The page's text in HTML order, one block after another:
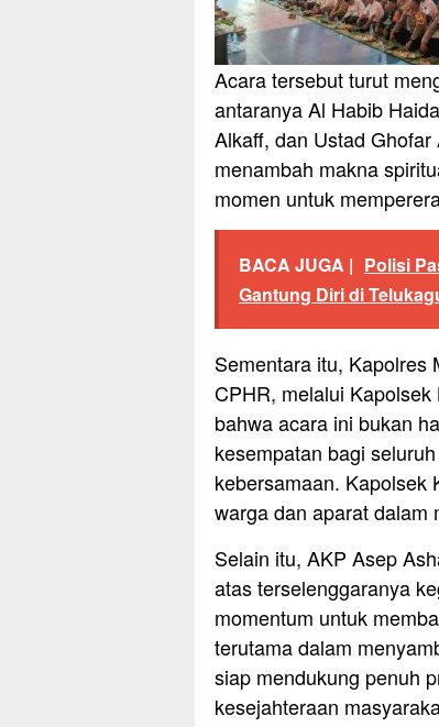
Acara tersebut turut
antaranya Al Habib
Alkaff, dan Ustad
menambah makna
momen untuk
BACA JUGA | Polisi
Gantung Diri di
Sementara itu, Kapolres
CPHR, melalui
bahwa acara ini bukan
kesempatan bagi
kebersamaan. Kapolsek
warga dan aparat dalam
Selain itu, AKP Asep
atas terselenggaranya
momentum untuk
terutama dalam
siap mendukung penuh
kesejahteraan